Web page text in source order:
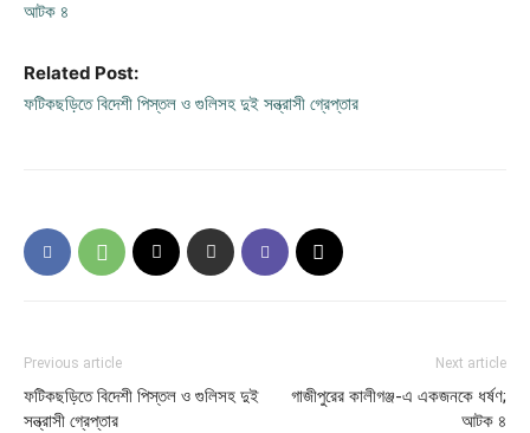
আটক ৪
Related Post:
ফটিকছড়িতে বিদেশী পিস্তল ও গুলিসহ দুই সন্ত্রাসী গ্রেপ্তার
Previous article
ফটিকছড়িতে বিদেশী পিস্তল ও গুলিসহ দুই
সন্ত্রাসী গ্রেপ্তার
Next article
গাজীপুরের কালীগঞ্জ-এ একজনকে ধর্ষণ;
আটক ৪